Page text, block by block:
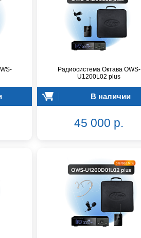
Радиосистема Октава OWS-
U1200L02 plus
В наличии
45 000 р.